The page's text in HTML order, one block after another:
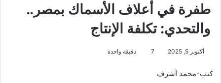
طفرة في أعلاف الأسماك بمصر..
والتحدي: تكلفة الإنتاج
أكتوبر 5, 2025 7 دقيقة واحدة
كتب-محمد أشرف